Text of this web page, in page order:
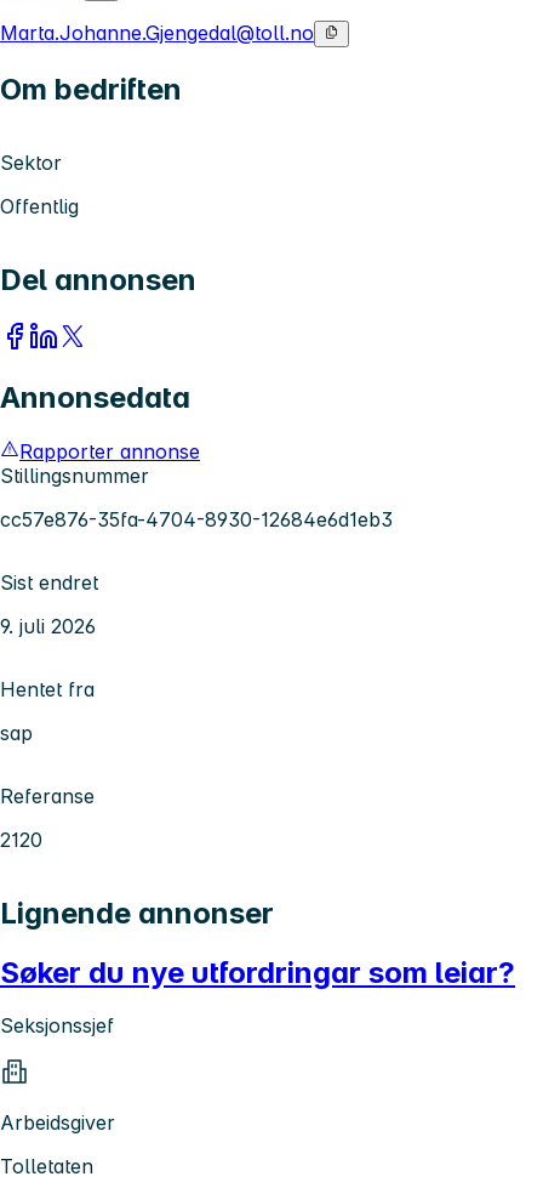
Marta.Johanne.Gjengedal@toll.no
Om bedriften
Sektor
Offentlig
Del annonsen
Annonsedata
Rapporter annonse
Stillingsnummer
cc57e876-35fa-4704-8930-12684e6d1eb3
Sist endret
9. juli 2026
Hentet fra
sap
Referanse
2120
Lignende annonser
Søker du nye utfordringar som leiar?
Seksjonssjef
Arbeidsgiver
Tolletaten